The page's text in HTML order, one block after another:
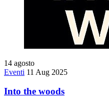
14 agosto
Eventi 11 Aug 2025
Into the woods